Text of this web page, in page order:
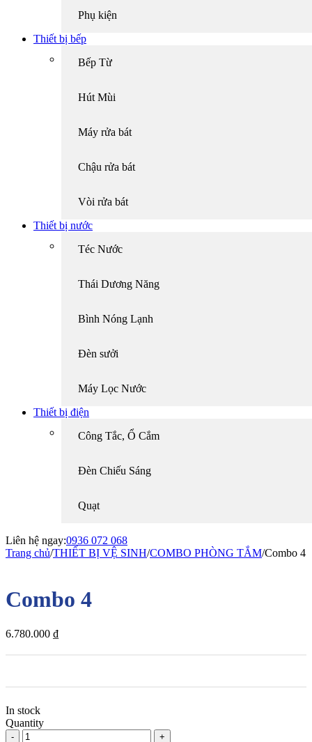
Phụ kiện
Thiết bị bếp
Bếp Từ
Hút Mùi
Máy rửa bát
Chậu rửa bát
Vòi rửa bát
Thiết bị nước
Téc Nước
Thái Dương Năng
Bình Nóng Lạnh
Đèn sưởi
Máy Lọc Nước
Thiết bị điện
Công Tắc, Ổ Cắm
Đèn Chiếu Sáng
Quạt
Liên hệ ngay:0936 072 068
Trang chủ/THIẾT BỊ VỆ SINH/COMBO PHÒNG TẮM/Combo 4
Combo 4
6.780.000 ₫
In stock
Quantity
Combo